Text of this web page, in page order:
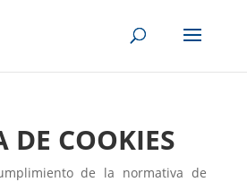
DE COOKIES
de la normativa de